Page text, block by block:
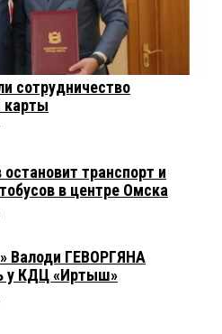
сотрудничество
карты
транспорт и
в центре Омска
Валоди ГЕВОРГЯНА
у КДЦ «Иртыш»